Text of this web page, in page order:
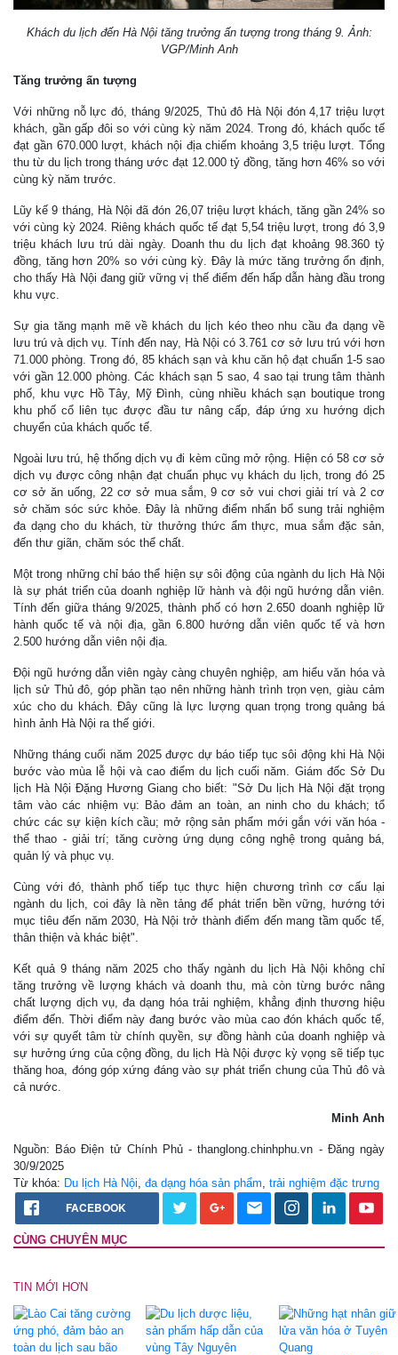
Khách du lịch đến Hà Nội tăng trưởng ấn tượng trong tháng 9. Ảnh:
VGP/Minh Anh
Tăng trưởng ấn tượng
Với những nỗ lực đó, tháng 9/2025, Thủ đô Hà Nội đón 4,17 triệu lượt
khách, gần gấp đôi so với cùng kỳ năm 2024. Trong đó, khách quốc tế
đạt gần 670.000 lượt, khách nội địa chiếm khoảng 3,5 triệu lượt. Tổng
thu từ du lịch trong tháng ước đạt 12.000 tỷ đồng, tăng hơn 46% so với
cùng kỳ năm trước.
Lũy kế 9 tháng, Hà Nội đã đón 26,07 triệu lượt khách, tăng gần 24% so
với cùng kỳ 2024. Riêng khách quốc tế đạt 5,54 triệu lượt, trong đó 3,9
triệu khách lưu trú dài ngày. Doanh thu du lịch đạt khoảng 98.360 tỷ
đồng, tăng hơn 20% so với cùng kỳ. Đây là mức tăng trưởng ổn định,
cho thấy Hà Nội đang giữ vững vị thế điểm đến hấp dẫn hàng đầu trong
khu vực.
Sự gia tăng mạnh mẽ về khách du lịch kéo theo nhu cầu đa dạng về
lưu trú và dịch vụ. Tính đến nay, Hà Nội có 3.761 cơ sở lưu trú với hơn
71.000 phòng. Trong đó, 85 khách sạn và khu căn hộ đạt chuẩn 1-5 sao
với gần 12.000 phòng. Các khách sạn 5 sao, 4 sao tại trung tâm thành
phố, khu vực Hồ Tây, Mỹ Đình, cùng nhiều khách sạn boutique trong
khu phố cổ liên tục được đầu tư nâng cấp, đáp ứng xu hướng dịch
chuyển của khách quốc tế.
Ngoài lưu trú, hệ thống dịch vụ đi kèm cũng mở rộng. Hiện có 58 cơ sở
dịch vụ được công nhận đạt chuẩn phục vụ khách du lịch, trong đó 25
cơ sở ăn uống, 22 cơ sở mua sắm, 9 cơ sở vui chơi giải trí và 2 cơ
sở chăm sóc sức khỏe. Đây là những điểm nhấn bổ sung trải nghiệm
đa dạng cho du khách, từ thưởng thức ẩm thực, mua sắm đặc sản,
đến thư giãn, chăm sóc thể chất.
Một trong những chỉ báo thể hiện sự sôi động của ngành du lịch Hà Nội
là sự phát triển của doanh nghiệp lữ hành và đội ngũ hướng dẫn viên.
Tính đến giữa tháng 9/2025, thành phố có hơn 2.650 doanh nghiệp lữ
hành quốc tế và nội địa, gần 6.800 hướng dẫn viên quốc tế và hơn
2.500 hướng dẫn viên nội địa.
Đội ngũ hướng dẫn viên ngày càng chuyên nghiệp, am hiểu văn hóa và
lịch sử Thủ đô, góp phần tạo nên những hành trình trọn vẹn, giàu cảm
xúc cho du khách. Đây cũng là lực lượng quan trọng trong quảng bá
hình ảnh Hà Nội ra thế giới.
Những tháng cuối năm 2025 được dự báo tiếp tục sôi động khi Hà Nội
bước vào mùa lễ hội và cao điểm du lịch cuối năm. Giám đốc Sở Du
lịch Hà Nội Đặng Hương Giang cho biết: "Sở Du lịch Hà Nội đặt trọng
tâm vào các nhiệm vụ: Bảo đảm an toàn, an ninh cho du khách; tổ
chức các sự kiện kích cầu; mở rộng sản phẩm mới gắn với văn hóa -
thể thao - giải trí; tăng cường ứng dụng công nghệ trong quảng bá,
quản lý và phục vụ.
Cùng với đó, thành phố tiếp tục thực hiện chương trình cơ cấu lại
ngành du lịch, coi đây là nền tảng để phát triển bền vững, hướng tới
mục tiêu đến năm 2030, Hà Nội trở thành điểm đến mang tầm quốc tế,
thân thiện và khác biệt".
Kết quả 9 tháng năm 2025 cho thấy ngành du lịch Hà Nội không chỉ
tăng trưởng về lượng khách và doanh thu, mà còn từng bước nâng
chất lượng dịch vụ, đa dạng hóa trải nghiệm, khẳng định thương hiệu
điểm đến. Thời điểm này đang bước vào mùa cao đón khách quốc tế,
với sự quyết tâm từ chính quyền, sự đồng hành của doanh nghiệp và
sự hưởng ứng của cộng đồng, du lịch Hà Nội được kỳ vọng sẽ tiếp tục
thăng hoa, đóng góp xứng đáng vào sự phát triển chung của Thủ đô và
cả nước.
Minh Anh
Nguồn: Báo Điện tử Chính Phủ - thanglong.chinhphu.vn - Đăng ngày
30/9/2025
Từ khóa: Du lịch Hà Nội, đa dạng hóa sản phẩm, trải nghiệm đặc trưng
FACEBOOK
CÙNG CHUYÊN MỤC
TIN MỚI HƠN